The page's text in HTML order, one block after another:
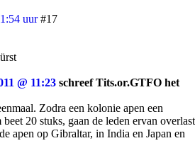
uur #17
@ 11:23 schreef Tits.or.GTFO het
Zodra een kolonie apen een
20 stuks, gaan de leden ervan overlast
apen op Gibraltar, in India en Japan en